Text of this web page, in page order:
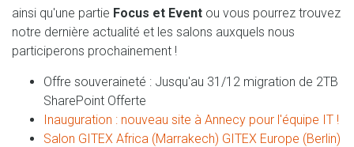
ainsi qu'une partie Focus et Event ou vous pourrez trouvez
notre dernière actualité et les salons auxquels nous
participerons prochainement !
Offre souveraineté : Jusqu'au 31/12 migration de 2TB
SharePoint Offerte
Inauguration : nouveau site à Annecy pour l'équipe IT !
Salon GITEX Africa (Marrakech) GITEX Europe (Berlin)